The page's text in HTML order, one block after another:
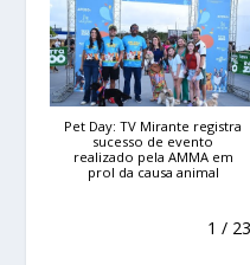
Pet Day: TV Mirante registra
sucesso de evento
realizado pela AMMA em
prol da causa animal
1 / 23